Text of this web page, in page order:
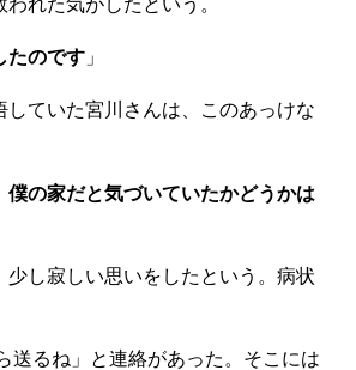
れた気がしたという。
たのです 」
ていた宮川さんは、このあっけな
の家だと気づいていたかどうかは
し寂しい思いをしたという。病状
るね」と連絡があった。そこには